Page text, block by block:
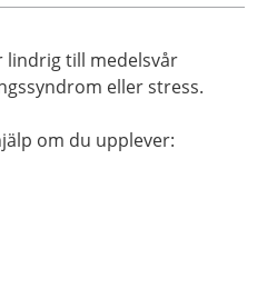
lindrig till medelsvår
eller stress.
om du upplever: